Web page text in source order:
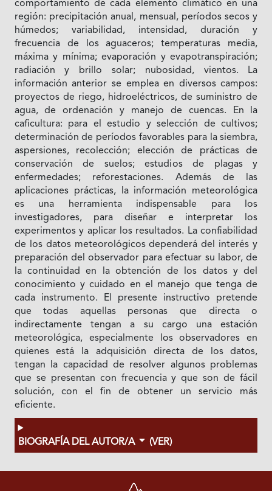
comportamiento de cada elemento climático en una
región: precipitación anual, mensual, períodos secos y
húmedos; variabilidad, intensidad, duración y
frecuencia de los aguaceros; temperaturas media,
máxima y mínima; evaporación y evapotranspiración;
radiación y brillo solar; nubosidad, vientos. La
información anterior se emplea en diversos campos:
proyectos de riego, hidroeléctricos, de suministro de
agua, de ordenación y manejo de cuencas. En la
caficultura: para el estudio y selección de cultivos;
determinación de períodos favorables para la siembra,
aspersiones, recolección; elección de prácticas de
conservación de suelos; estudios de plagas y
enfermedades; reforestaciones. Además de las
aplicaciones prácticas, la información meteorológica
es una herramienta indispensable para los
investigadores, para diseñar e interpretar los
experimentos y aplicar los resultados. La confiabilidad
de los datos meteorológicos dependerá del interés y
preparación del observador para efectuar su labor, de
la continuidad en la obtención de los datos y del
conocimiento y cuidado en el manejo que tenga de
cada instrumento. El presente instructivo pretende
que todas aquellas personas que directa o
indirectamente tengan a su cargo una estación
meteorológica, especialmente los observadores en
quienes está la adquisición directa de los datos,
tengan la capacidad de resolver algunos problemas
que se presentan con frecuencia y que son de fácil
solución, con el fin de obtener un servicio más
eficiente.
BIOGRAFÍA DEL AUTOR/A (VER)